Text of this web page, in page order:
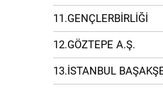
11.GENÇLERBİRLİĞİ
12.GÖZTEPE A.Ş.
13.İSTANBUL